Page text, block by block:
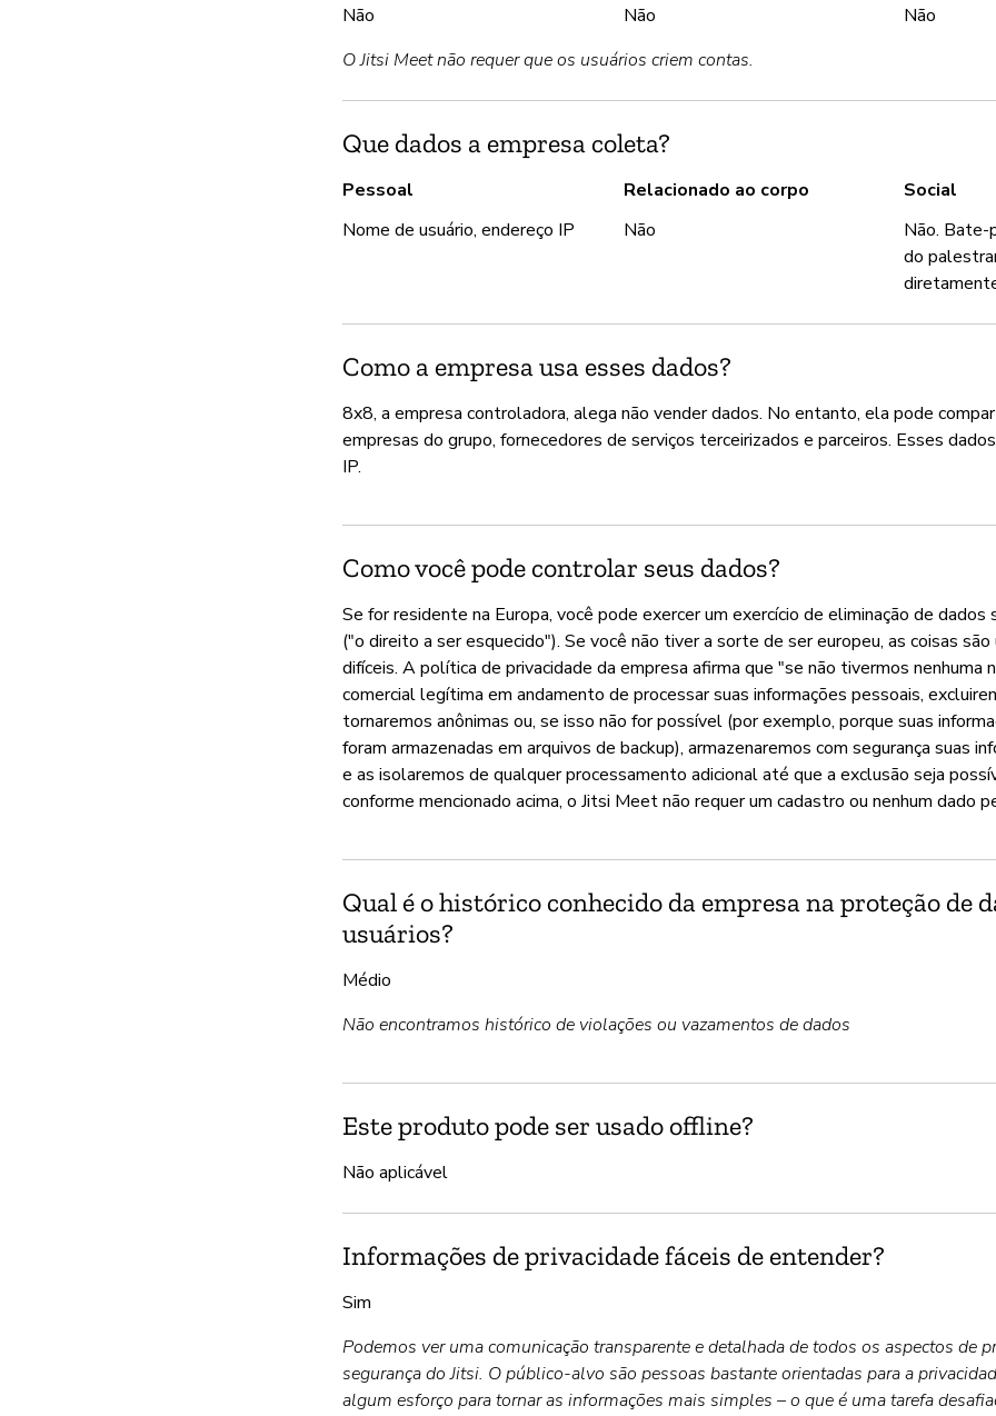
Não
Não
Não
O Jitsi Meet não requer que os usuários criem contas.
Que dados a empresa coleta?
Pessoal
Nome de usuário, endereço IP
Relacionado ao corpo
Não
Social
Não.
do
Como a empresa usa esses dados?
8x8, a empresa controladora, alega não vender dados. No entanto, ela pode
empresas do grupo, fornecedores de serviços terceirizados e parceiros. Esses
IP.
Como você pode controlar seus dados?
Se for residente na Europa, você pode exercer um exercício de eliminação de dados
("o direito a ser esquecido"). Se você não tiver a sorte de ser europeu, as coisas são
difíceis. A política de privacidade da empresa afirma que "se não tivermos nenhuma
comercial legítima em andamento de processar suas informações pessoais,
tornaremos anônimas ou, se isso não for possível (por exemplo, porque suas
foram armazenadas em arquivos de backup), armazenaremos com segurança suas
e as isolaremos de qualquer processamento adicional até que a exclusão seja
conforme mencionado acima, o Jitsi Meet não requer um cadastro ou nenhum dado
Qual é o histórico conhecido da empresa na proteção de
usuários?
Médio
Não encontramos histórico de violações ou vazamentos de dados
Este produto pode ser usado offline?
Não aplicável
Informações de privacidade fáceis de entender?
Sim
Podemos ver uma comunicação transparente e detalhada de todos os aspectos de
segurança do Jitsi. O público-alvo são pessoas bastante orientadas para a
algum esforço para tornar as informações mais simples – o que é uma tarefa